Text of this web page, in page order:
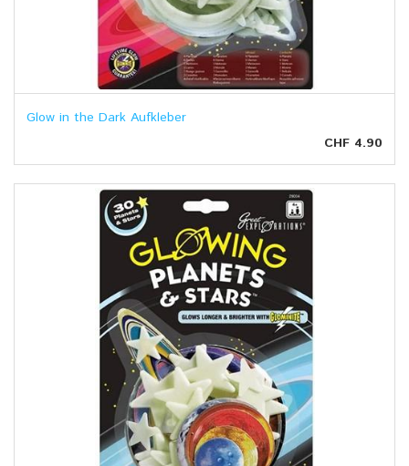
Glow in the Dark Aufkleber
CHF 4.90